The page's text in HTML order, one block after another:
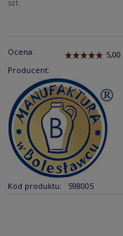
szt.
Ocena:
Producent:
Kod produktu: 598005